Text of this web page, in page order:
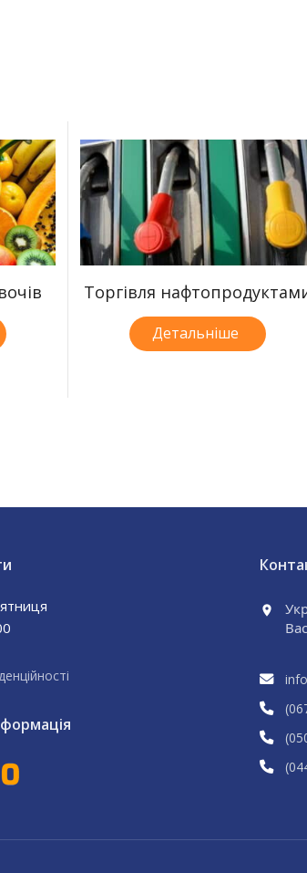
Торгівля
Детальніше